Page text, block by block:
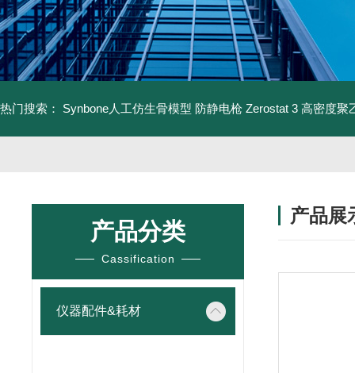
热门搜索： Synbone人工仿生骨模型 防静电枪 Zerostat 3 高密度聚
产品分类
Cassification
仪器配件&耗材
产品展